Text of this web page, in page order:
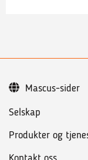
Selskap
Produkter og
Mascus-sider